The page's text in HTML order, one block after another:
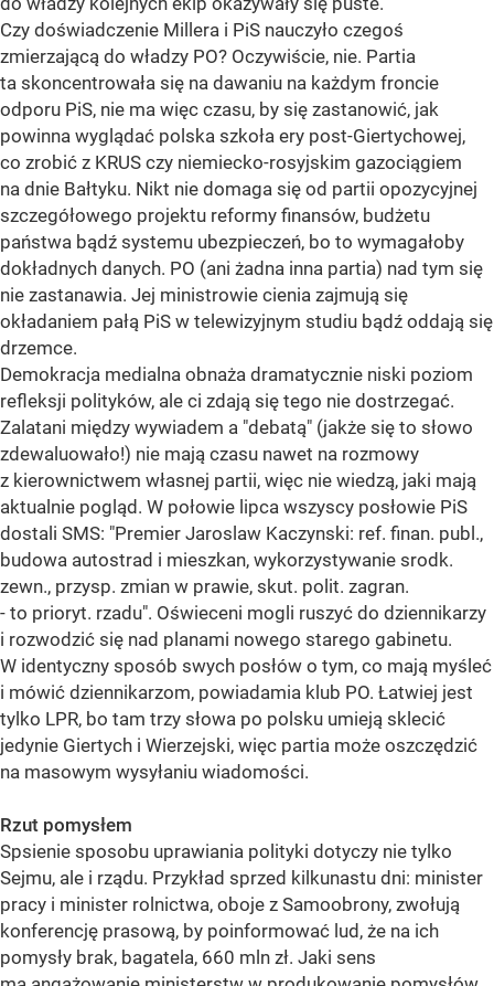
Czy doświadczenie Millera i PiS nauczyło czegoś
zmierzającą do władzy PO? Oczywiście, nie. Partia
ta skoncentrowała się na dawaniu na każdym froncie
odporu PiS, nie ma więc czasu, by się zastanowić, jak
powinna wyglądać polska szkoła ery post-Giertychowej,
co zrobić z KRUS czy niemiecko-rosyjskim gazociągiem
na dnie Bałtyku. Nikt nie domaga się od partii opozycyjnej
szczegółowego projektu reformy finansów, budżetu
państwa bądź systemu ubezpieczeń, bo to wymagałoby
dokładnych danych. PO (ani żadna inna partia) nad tym się
nie zastanawia. Jej ministrowie cienia zajmują się
okładaniem pałą PiS w telewizyjnym studiu bądź oddają się
drzemce.
Demokracja medialna obnaża dramatycznie niski poziom
refleksji polityków, ale ci zdają się tego nie dostrzegać.
Zalatani między wywiadem a "debatą" (jakże się to słowo
zdewaluowało!) nie mają czasu nawet na rozmowy
z kierownictwem własnej partii, więc nie wiedzą, jaki mają
aktualnie pogląd. W połowie lipca wszyscy posłowie PiS
dostali SMS: "Premier Jaroslaw Kaczynski: ref. finan. publ.,
budowa autostrad i mieszkan, wykorzystywanie srodk.
zewn., przysp. zmian w prawie, skut. polit. zagran.
- to prioryt. rzadu". Oświeceni mogli ruszyć do dziennikarzy
i rozwodzić się nad planami nowego starego gabinetu.
W identyczny sposób swych posłów o tym, co mają myśleć
i mówić dziennikarzom, powiadamia klub PO. Łatwiej jest
tylko LPR, bo tam trzy słowa po polsku umieją sklecić
jedynie Giertych i Wierzejski, więc partia może oszczędzić
na masowym wysyłaniu wiadomości.
Rzut pomysłem
Spsienie sposobu uprawiania polityki dotyczy nie tylko
Sejmu, ale i rządu. Przykład sprzed kilkunastu dni: minister
pracy i minister rolnictwa, oboje z Samoobrony, zwołują
konferencję prasową, by poinformować lud, że na ich
pomysły brak, bagatela, 660 mln zł. Jaki sens